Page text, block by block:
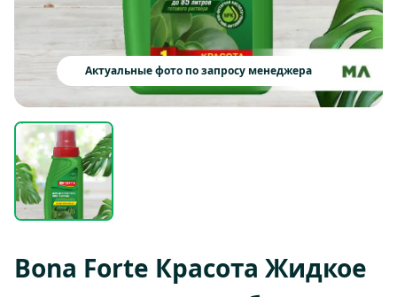
Актуальные фото по запросу менеджера
Bona Forte Красота Жидкое